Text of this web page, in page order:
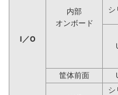
I／O
内部
オンボード
シ
筐体前面
シ